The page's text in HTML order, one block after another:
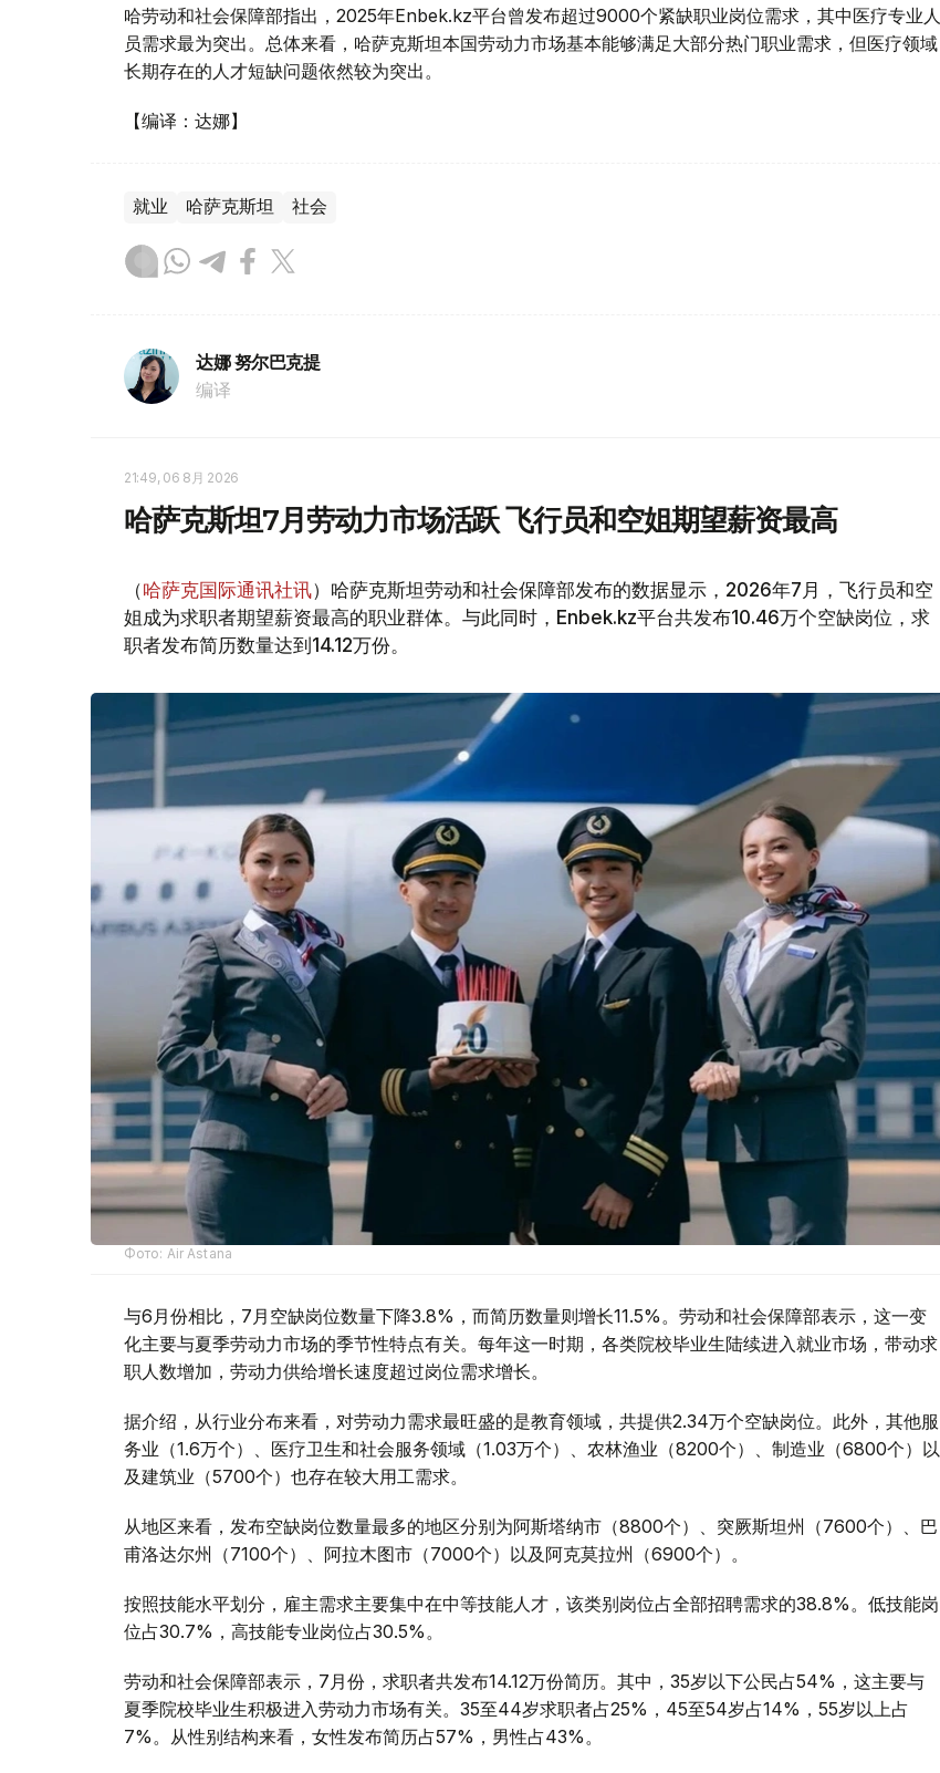
哈劳动和社会保障部指出，2025年Enbek.kz平台曾发布超过9000个紧缺职业岗位需求，其中医疗专业人
员需求最为突出。总体来看，哈萨克斯坦本国劳动力市场基本能够满足大部分热门职业需求，但医疗领域
长期存在的人才短缺问题依然较为突出。
【编译：达娜】
就业 哈萨克斯坦 社会
达娜 努尔巴克提
编译
21:49, 06 8月 2026
哈萨克斯坦7月劳动力市场活跃 飞行员和空姐期望薪资最高
（哈萨克国际通讯社讯）哈萨克斯坦劳动和社会保障部发布的数据显示，2026年7月，飞行员和空
姐成为求职者期望薪资最高的职业群体。与此同时，Enbek.kz平台共发布10.46万个空缺岗位，求
职者发布简历数量达到14.12万份。
Фото: Air Astana
与6月份相比，7月空缺岗位数量下降3.8%，而简历数量则增长11.5%。劳动和社会保障部表示，这一变
化主要与夏季劳动力市场的季节性特点有关。每年这一时期，各类院校毕业生陆续进入就业市场，带动求
职人数增加，劳动力供给增长速度超过岗位需求增长。
据介绍，从行业分布来看，对劳动力需求最旺盛的是教育领域，共提供2.34万个空缺岗位。此外，其他服
务业（1.6万个）、医疗卫生和社会服务领域（1.03万个）、农林渔业（8200个）、制造业（6800个）以
及建筑业（5700个）也存在较大用工需求。
从地区来看，发布空缺岗位数量最多的地区分别为阿斯塔纳市（8800个）、突厥斯坦州（7600个）、巴
甫洛达尔州（7100个）、阿拉木图市（7000个）以及阿克莫拉州（6900个）。
按照技能水平划分，雇主需求主要集中在中等技能人才，该类别岗位占全部招聘需求的38.8%。低技能岗
位占30.7%，高技能专业岗位占30.5%。
劳动和社会保障部表示，7月份，求职者共发布14.12万份简历。其中，35岁以下公民占54%，这主要与
夏季院校毕业生积极进入劳动力市场有关。35至44岁求职者占25%，45至54岁占14%，55岁以上占
7%。从性别结构来看，女性发布简历占57%，男性占43%。